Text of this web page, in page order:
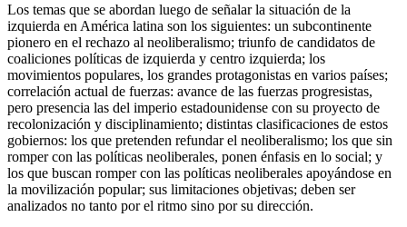
Los temas que se abordan luego de señalar la situación de la
izquierda en América latina son los siguientes: un subcontinente
pionero en el rechazo al neoliberalismo; triunfo de candidatos de
coaliciones políticas de izquierda y centro izquierda; los
movimientos populares, los grandes protagonistas en varios países;
correlación actual de fuerzas: avance de las fuerzas progresistas,
pero presencia las del imperio estadounidense con su proyecto de
recolonización y disciplinamiento; distintas clasificaciones de estos
gobiernos: los que pretenden refundar el neoliberalismo; los que sin
romper con las políticas neoliberales, ponen énfasis en lo social; y
los que buscan romper con las políticas neoliberales apoyándose en
la movilización popular; sus limitaciones objetivas; deben ser
analizados no tanto por el ritmo sino por su dirección.